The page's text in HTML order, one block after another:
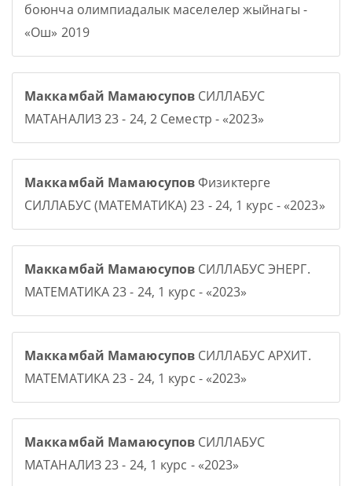
боюнча олимпиадалык маселелер жыйнагы -
«Ош» 2019
Маккамбай Мамаюсупов СИЛЛАБУС
МАТАНАЛИЗ 23 - 24, 2 Семестр - «2023»
Маккамбай МамаюсуповФизиктерге
СИЛЛАБУС (МАТЕМАТИКА) 23 - 24, 1 курс - «2023»
Маккамбай Мамаюсупов СИЛЛАБУС ЭНЕРГ.
МАТЕМАТИКА 23 - 24, 1 курс - «2023»
Маккамбай Мамаюсупов СИЛЛАБУС АРХИТ.
МАТЕМАТИКА 23 - 24, 1 курс - «2023»
Маккамбай Мамаюсупов СИЛЛАБУС
МАТАНАЛИЗ 23 - 24, 1 курс - «2023»